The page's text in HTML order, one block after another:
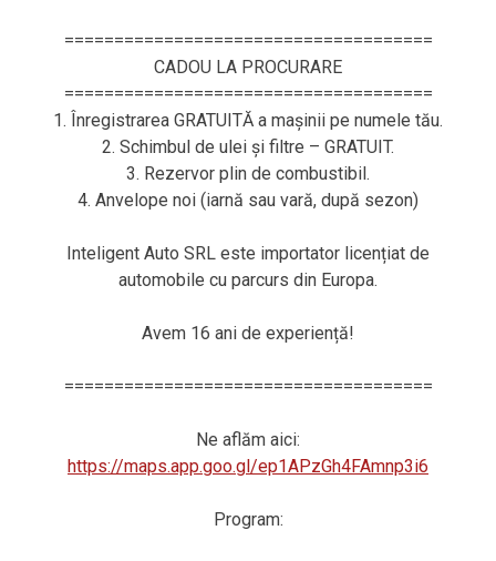
=====================================
CADOU LA PROCURARE
=====================================
1. Înregistrarea GRATUITĂ a mașinii pe numele tău.
2. Schimbul de ulei și filtre – GRATUIT.
3. Rezervor plin de combustibil.
4. Anvelope noi (iarnă sau vară, după sezon)
Inteligent Auto SRL este importator licențiat de
automobile cu parcurs din Europa.
Avem 16 ani de experiență!
=====================================
Ne aflăm aici:
https://maps.app.goo.gl/ep1APzGh4FAmnp3i6
Program: